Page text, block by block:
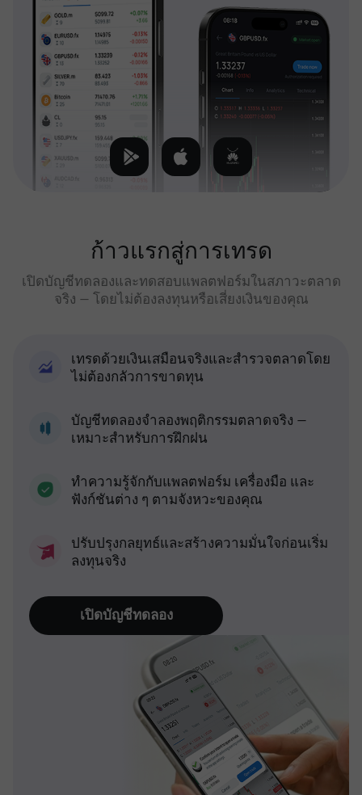
ก้าวแรกสู่การเทรด
เปิดบัญชีทดลองและทดสอบแพลตฟอร์มในสภาวะตลาด
จริง — โดยไม่ต้องลงทุนหรือเสี่ยงเงินของคุณ
เทรดด้วยเงินเสมือนจริงและสำรวจตลาดโดย
ไม่ต้องกลัวการขาดทุน
บัญชีทดลองจำลองพฤติกรรมตลาดจริง —
เหมาะสำหรับการฝึกฝน
ทำความรู้จักกับแพลตฟอร์ม เครื่องมือ และ
ฟังก์ชันต่าง ๆ ตามจังหวะของคุณ
ปรับปรุงกลยุทธ์และสร้างความมั่นใจก่อนเริ่ม
ลงทุนจริง
เปิดบัญชีทดลอง